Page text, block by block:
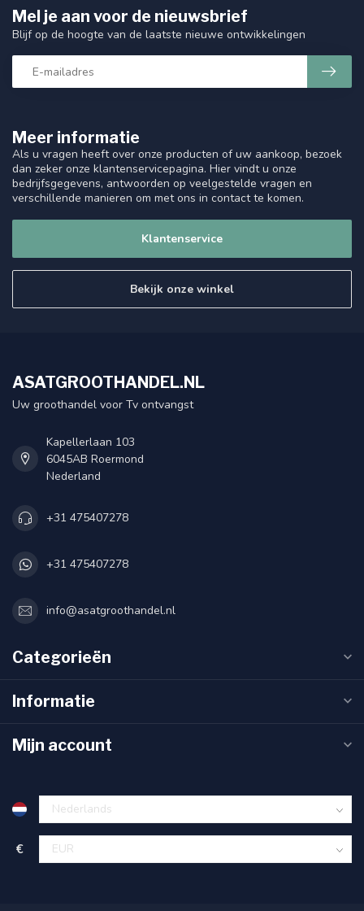
Meer informatie
Als u vragen heeft over onze producten of uw aankoop, bezoek
dan zeker onze klantenservicepagina. Hier vindt u onze
bedrijfsgegevens, antwoorden op veelgestelde vragen en
verschillende manieren om met ons in contact te komen.
Klantenservice
Bekijk onze winkel
Mel je aan voor de nieuwsbrief
Blijf op de hoogte van de laatste nieuwe ontwikkelingen
ASATGROOTHANDEL.NL
Uw groothandel voor Tv ontvangst
Kapellerlaan 103
6045AB Roermond
Nederland
+31 475407278
+31 475407278
info@asatgroothandel.nl
Categorieën
Informatie
Mijn account
€